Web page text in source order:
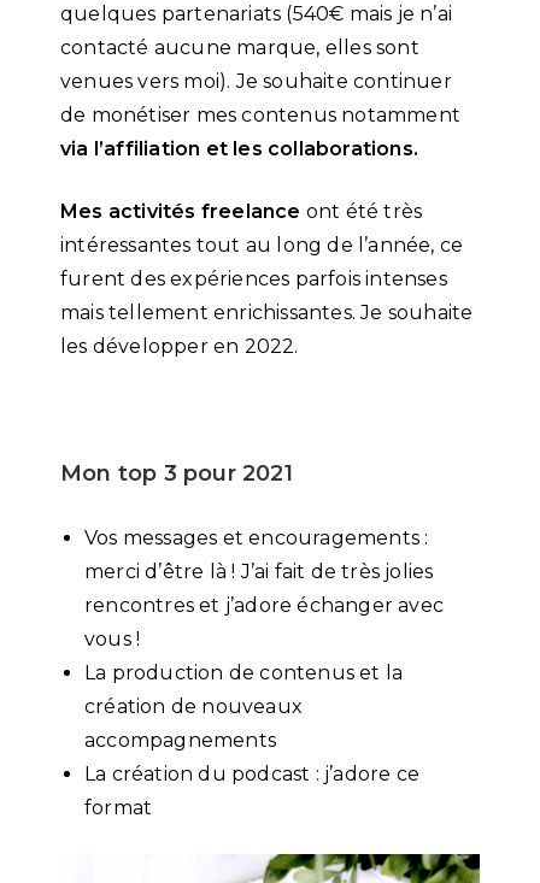
quelques partenariats (540€ mais je n’ai
contacté aucune marque, elles sont
venues vers moi). Je souhaite continuer
de monétiser mes contenus notamment
via l’affiliation et les collaborations.
Mes activités freelance ont été très
intéressantes tout au long de l’année, ce
furent des expériences parfois intenses
mais tellement enrichissantes. Je souhaite
les développer en 2022.
Mon top 3 pour 2021
Vos messages et encouragements :
merci d’être là ! J’ai fait de très jolies
rencontres et j’adore échanger avec
vous !
La production de contenus et la
création de nouveaux
accompagnements
La création du podcast : j’adore ce
format